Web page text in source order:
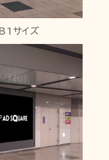
サイズ